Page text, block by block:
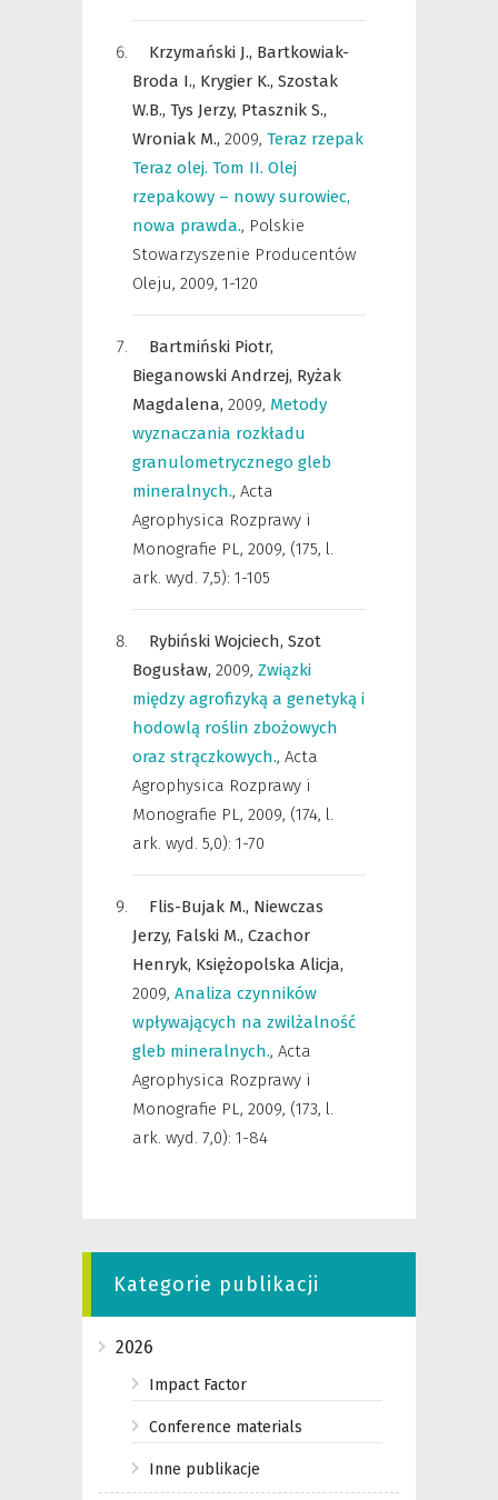
Krzymański J., Bartkowiak-
Broda I., Krygier K., Szostak
W.B., Tys Jerzy, Ptasznik S.,
Wroniak M., 2009, Teraz rzepak
Teraz olej. Tom II. Olej
rzepakowy – nowy surowiec,
nowa prawda., Polskie
Stowarzyszenie Producentów
Oleju, 2009, 1-120
Bartmiński Piotr,
Bieganowski Andrzej, Ryżak
Magdalena, 2009, Metody
wyznaczania rozkładu
granulometrycznego gleb
mineralnych., Acta
Agrophysica Rozprawy i
Monografie PL, 2009, (175, l.
ark. wyd. 7,5): 1-105
Rybiński Wojciech, Szot
Bogusław, 2009, Związki
między agrofizyką a genetyką i
hodowlą roślin zbożowych
oraz strączkowych., Acta
Agrophysica Rozprawy i
Monografie PL, 2009, (174, l.
ark. wyd. 5,0): 1-70
Flis-Bujak M., Niewczas
Jerzy, Falski M., Czachor
Henryk, Księżopolska Alicja,
2009, Analiza czynników
wpływających na zwilżalność
gleb mineralnych., Acta
Agrophysica Rozprawy i
Monografie PL, 2009, (173, l.
ark. wyd. 7,0): 1-84
Kategorie publikacji
2026
Impact Factor
Conference materials
Inne publikacje